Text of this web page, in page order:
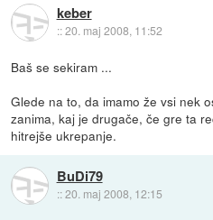
keber
::20. maj 2008, 11:52
Baš se sekiram ...
Glede na to, da imamo že vsi nek
zanima, kaj je drugače, če gre ta
hitrejše ukrepanje.
BuDi79
::20. maj 2008, 12:15